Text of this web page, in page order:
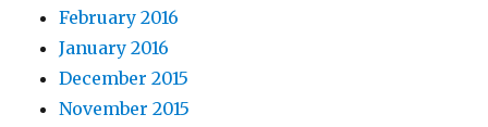
February 2016
January 2016
December 2015
November 2015